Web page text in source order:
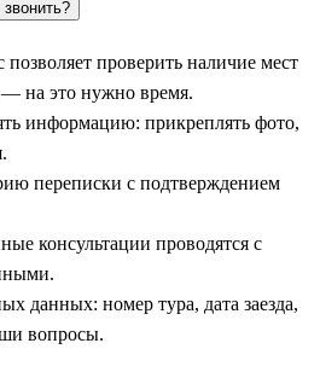
проверить наличие мест
— на это нужно время.
информацию: прикреплять фото,
переписки с подтверждением
консультации проводятся с
данных: номер тура, дата заезда,
вопросы.